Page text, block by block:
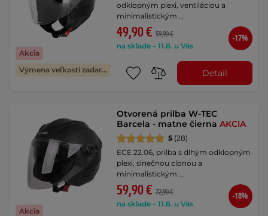
Akcia
Výmena veľkosti zadarmo
odklopným plexi, ventiláciou a
minimalistickým …
49,90 € 59,90 €
na sklade – 11.8. u Vás
-17%
Detail
Akcia
Otvorená prilba W-TEC
Barcela - matne čiernaAKCIA
5 (28)
ECE 22.06, prilba s dlhým odklopným
plexi, slnečnou clonou a
minimalistickým …
59,90 € 72,90 €
na sklade – 11.8. u Vás
-18%